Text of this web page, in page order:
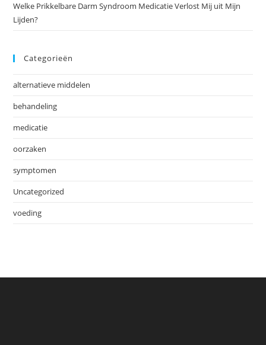
Welke Prikkelbare Darm Syndroom Medicatie Verlost Mij uit Mijn
Lijden?
Categorieën
alternatieve middelen
behandeling
medicatie
oorzaken
symptomen
Uncategorized
voeding